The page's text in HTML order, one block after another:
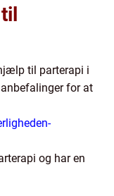
til parterapi i
for at
og har en